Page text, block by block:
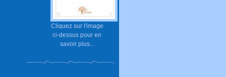
Cliquez sur l'image
ci-dessus pour en
savoir plus...